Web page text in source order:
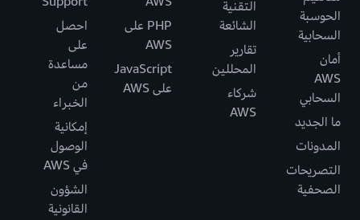
الحوسبة
السحابية
أمان
AWS
السحابي
ما الجديد
المدونات
التصريحات
الصحفية
التقنية
الشائعة
تقارير
المحللين
شركاء
AWS
PHP على
AWS
JavaScript
على AWS
احصل
على
مساعدة
من
الخبراء
إمكانية
الوصول
في AWS
الشؤون
القانونية